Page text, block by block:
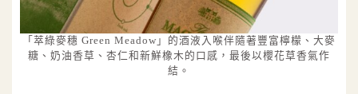
「萃綠麥穗 Green Meadow」的酒液入喉伴隨著豐富檸檬、大麥
糖、奶油香草、杏仁和新鮮橡木的口感，最後以櫻花草香氣作
結。